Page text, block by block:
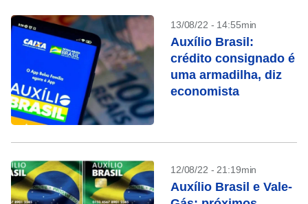
13/08/22 - 14:55min
Auxílio Brasil:
crédito consignado é
uma armadilha, diz
economista
12/08/22 - 21:19min
Auxílio Brasil e Vale-